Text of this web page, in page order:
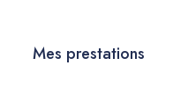
Mes prestations